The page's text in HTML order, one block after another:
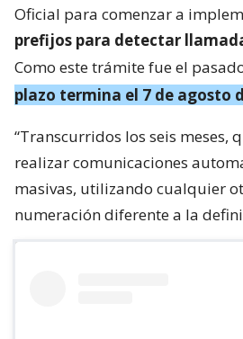
Oficial para comenzar a
prefijos para detectar
Como este trámite fue el
plazo termina el 7 de agosto
“Transcurridos los seis meses,
realizar comunicaciones
masivas, utilizando cualquier
numeración diferente a la